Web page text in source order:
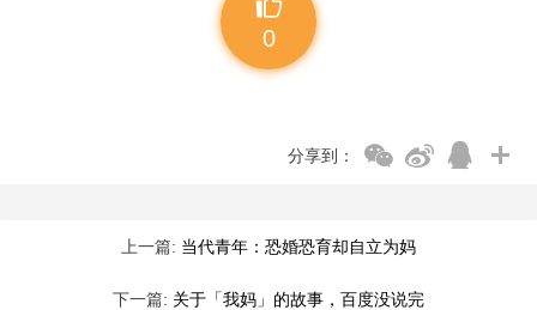
0
分享到：
上一篇: 当代青年：恐婚恐育却自立为妈
下一篇: 关于「我妈」的故事，百度没说完